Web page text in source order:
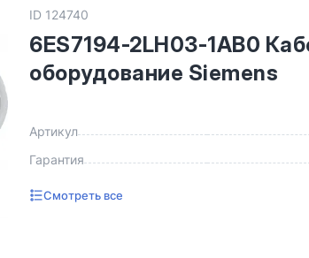
ID 124740
6ES7194-2LH03-1AB0
оборудование Siemens
Артикул
Гарантия
Смотреть все